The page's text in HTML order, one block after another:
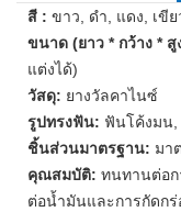
สี : ขาว, ดำ, แดง, เขี
ขนาด (ยาว * กว้าง * สู
แต่งได้)
วัสดุ: ยางวัลคาไนซ์
รูปทรงฟัน: ฟันโค้งมน,
ชิ้นส่วนมาตรฐาน: มา
คุณสมบัติ: ทนทานต่อก
ต่อน้ำมันและการกัดกร่